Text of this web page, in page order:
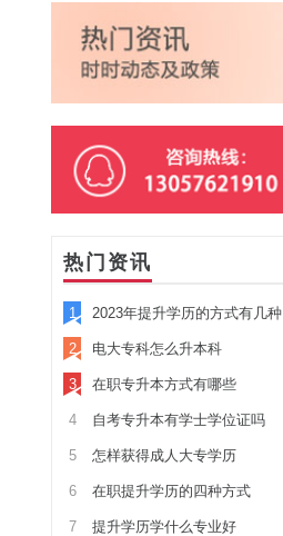
热门资讯
1 2023年提升学历的方式有几种
2 电大专科怎么升本科
3 在职专升本方式有哪些
4 自考专升本有学士学位证吗
5 怎样获得成人大专学历
6 在职提升学历的四种方式
7 提升学历学什么专业好